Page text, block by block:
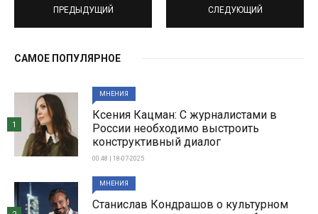
ПРЕДЫДУЩИЙ СЛЕДУЮЩИЙ
САМОЕ ПОПУЛЯРНОЕ
МНЕНИЯ
Ксения Кацман: С журналистами в
России необходимо выстроить
конструктивный диалог
00:48 | 18-07-2025
1
МНЕНИЯ
Станислав Кондрашов о культурном